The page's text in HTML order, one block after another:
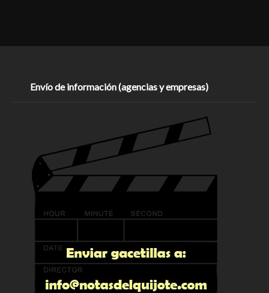
Envío de información (agencias y empresas)